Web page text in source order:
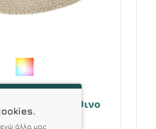
Ble
Καπέλο Ψάθινο
Εκρού 57cm
άλλα μας